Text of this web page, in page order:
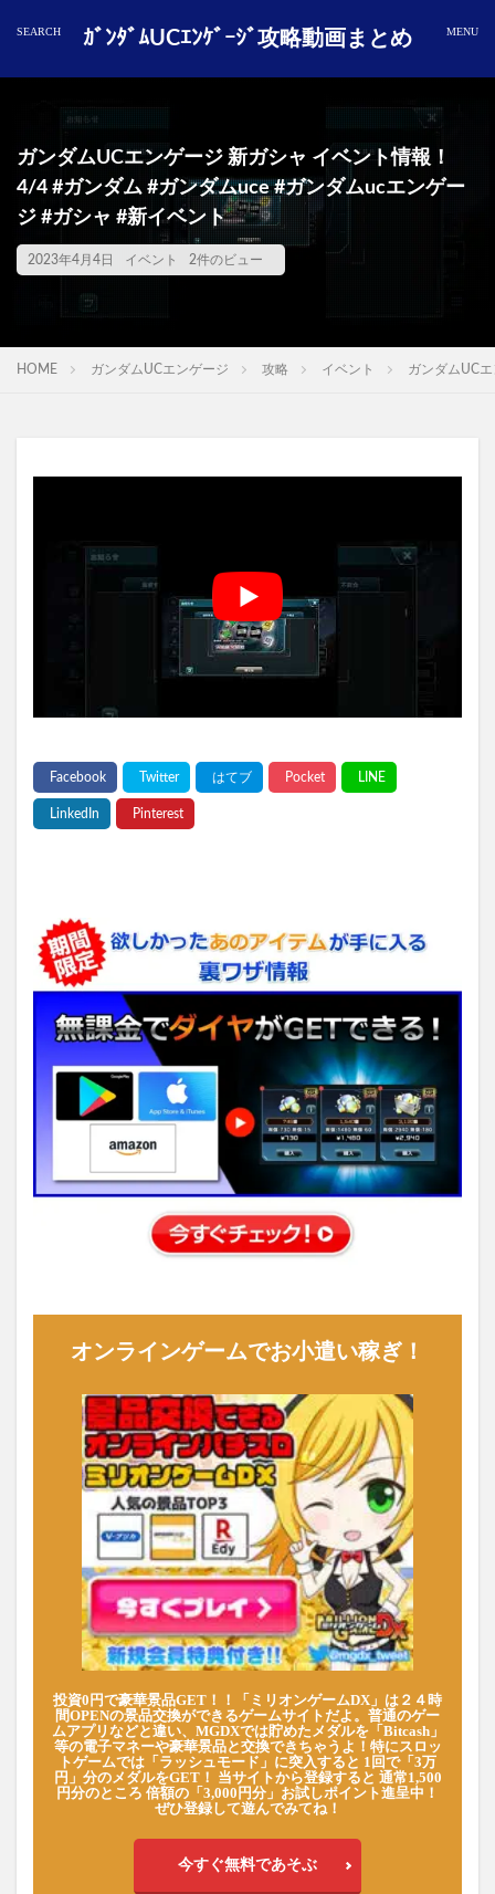
ｶﾞﾝﾀﾞﾑUCｴﾝｹﾞｰｼﾞ攻略動画まとめ
ガンダムUCエンゲージ 新ガシャ イベント情報！
4/4 #ガンダム #ガンダムuce #ガンダムucエンゲー
ジ #ガシャ #新イベント
2023年4月4日 イベント 2件のビュー
HOME ガンダムUCエンゲージ 攻略 イベント ガンダムUC
オンラインゲームでお小遣い稼ぎ！
投資0円で豪華景品GET！！「ミリオンゲームDX」は２４時
間OPENの景品交換ができるゲームサイトだよ。普通のゲー
ムアプリなどと違い、MGDXでは貯めたメダルを「Bitcash」
等の電子マネーや豪華景品と交換できちゃうよ！特にスロッ
トゲームでは「ラッシュモード」に突入すると 1回で「3万
円」分のメダルをGET！ 当サイトから登録すると 通常1,500
円分のところ 倍額の「3,000円分」お試しポイント進呈中！
ぜひ登録して遊んでみてね！
今すぐ無料であそぶ